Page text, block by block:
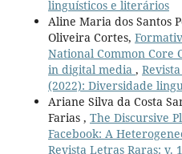
linguísticos e literários
Aline Maria dos Santos
Oliveira Cortes,
National Common Core
in digital media ,
(2022): Diversidade
Ariane Silva da Costa
Farias , The Discursive
Facebook: A
Revista Letras Raras: v.